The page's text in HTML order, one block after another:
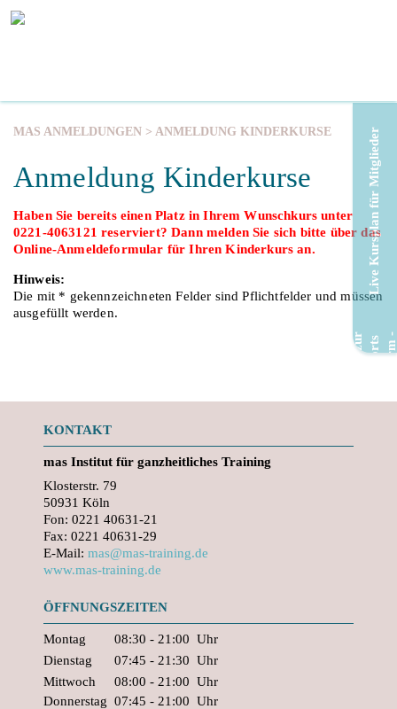
MAS ANMELDUNGEN > ANMELDUNG KINDERKURSE
Anmeldung Kinderkurse
Haben Sie bereits einen Platz in Ihrem Wunschkurs unter
0221-4063121 reserviert? Dann melden Sie sich bitte über das
Online-Anmeldeformular für Ihren Kinderkurs an.
Hinweis:
Die mit * gekennzeichneten Felder sind Pflichtfelder und müssen
ausgefüllt werden.
KONTAKT
mas Institut für ganzheitliches Training
Klosterstr. 79
50931 Köln
Fon: 0221 40631-21
Fax: 0221 40631-29
E-Mail: mas@mas-training.de
www.mas-training.de
ÖFFNUNGSZEITEN
Montag 08:30 - 21:00 Uhr
Dienstag
07:45 - 21:30 Uhr
Mittwoch
08:00 - 21:00 Uhr
Donnerstag 07:45 - 21:00 Uhr
Live Kursplan für Mitglieder